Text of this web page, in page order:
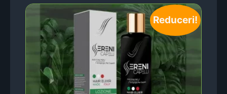
Reduceri!